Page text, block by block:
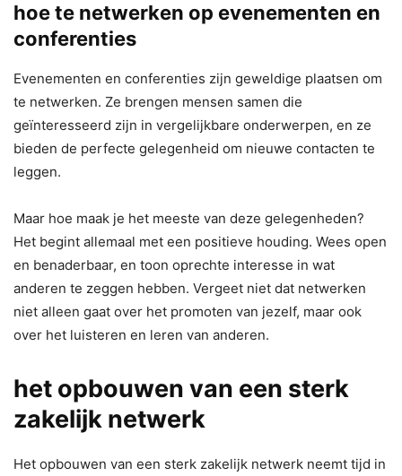
hoe te netwerken op evenementen en
conferenties
Evenementen en conferenties zijn geweldige plaatsen om
te netwerken. Ze brengen mensen samen die
geïnteresseerd zijn in vergelijkbare onderwerpen, en ze
bieden de perfecte gelegenheid om nieuwe contacten te
leggen.
Maar hoe maak je het meeste van deze gelegenheden?
Het begint allemaal met een positieve houding. Wees open
en benaderbaar, en toon oprechte interesse in wat
anderen te zeggen hebben. Vergeet niet dat netwerken
niet alleen gaat over het promoten van jezelf, maar ook
over het luisteren en leren van anderen.
het opbouwen van een sterk
zakelijk netwerk
Het opbouwen van een sterk zakelijk netwerk neemt tijd in